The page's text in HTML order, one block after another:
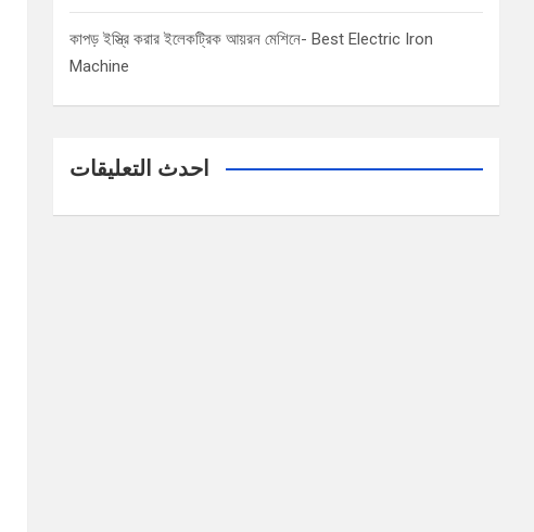
কাপড় ইস্ত্রি করার ইলেকট্রিক আয়রন মেশিনে- Best Electric Iron
Machine
احدث التعليقات